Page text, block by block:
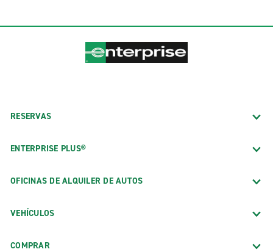
RESERVAS
ENTERPRISE PLUS®
OFICINAS DE ALQUILER DE AUTOS
VEHÍCULOS
COMPRAR